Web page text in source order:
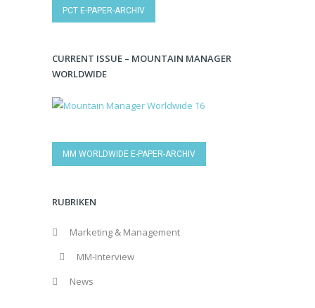
PCT E-PAPER-ARCHIV
CURRENT ISSUE – MOUNTAIN MANAGER
WORLDWIDE
MM WORLDWIDE E-PAPER-ARCHIV
RUBRIKEN
Marketing & Management
MM-Interview
News